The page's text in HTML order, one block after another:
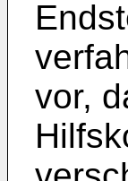
vor,